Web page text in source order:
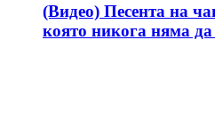
(Видео) Песента на
която никога няма